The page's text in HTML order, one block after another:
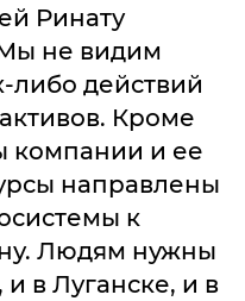
Ринату
не видим
либо действий
Кроме
компании и ее
направлены
к
Людям нужны
и в Луганске, и в